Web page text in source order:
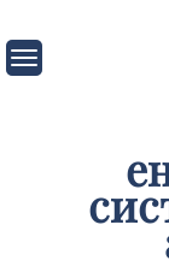
to
content